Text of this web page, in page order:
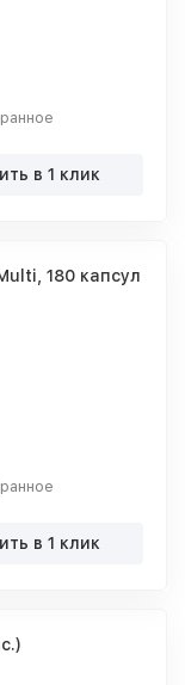
в 1 клик
180 капсул
в 1 клик